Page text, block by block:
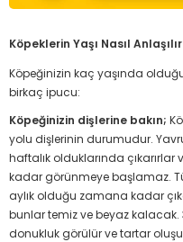
Köpeklerin Yaşı Nasıl
Köpeğinizin kaç yaşında
birkaç ipucu:
Köpeğinizin dişlerine bakın;
yolu dişlerinin durumudur.
haftalık olduklarında çıkarırlar
kadar görünmeye başlamaz.
aylık olduğu zamana kadar
bunlar temiz ve beyaz kalacak.
donukluk görülür ve tartar